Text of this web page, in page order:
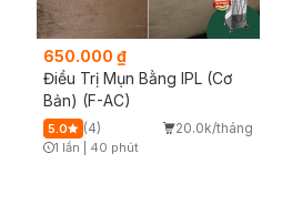
650.000 ₫
Điều Trị Mụn Bằng IPL (Cơ
Bản) (F-AC)
5.0 (4) 20.0k/tháng
Timer Gray Icon
1 lần 40 phút